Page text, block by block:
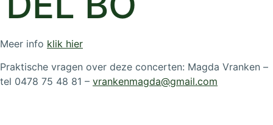
Meer info klik hier
Praktische vragen over deze concerten: Magda Vranken –
tel 0478 75 48 81 – vrankenmagda@gmail.com